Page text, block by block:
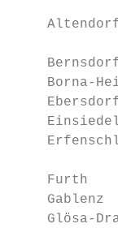
Borna-
Furth
Gablenz
Glösa-